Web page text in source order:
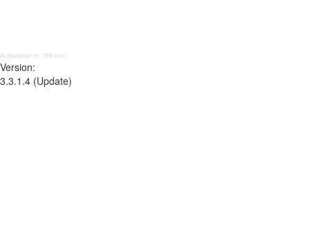
Aufbereitet in: 189 ms;
Version:
3.3.1.4 (Update)